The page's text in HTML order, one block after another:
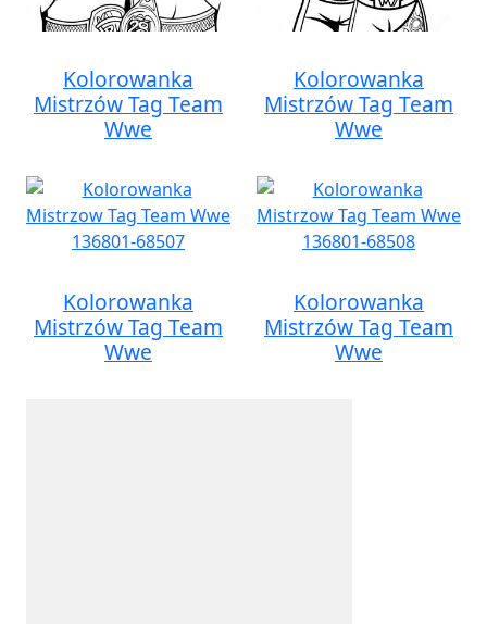
Kolorowanka
Mistrzów Tag Team
Wwe
Kolorowanka
Mistrzów Tag Team
Wwe
Kolorowanka
Mistrzów Tag Team
Wwe
Kolorowanka
Mistrzów Tag Team
Wwe